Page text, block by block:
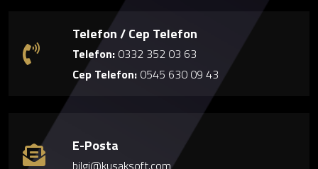
Telefon / Cep Telefon
Telefon: 0332 352 03 63
Cep Telefon: 0545 630 09 43
E-Posta
bilgi@kusaksoft.com